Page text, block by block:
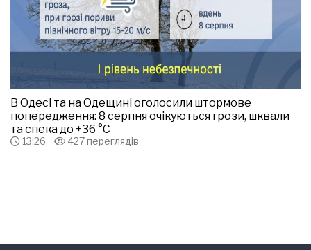
В Одесі та на Одещині оголосили штормове
попередження: 8 серпня очікуються грози, шквали
та спека до +36 °С
13:26 427 переглядів